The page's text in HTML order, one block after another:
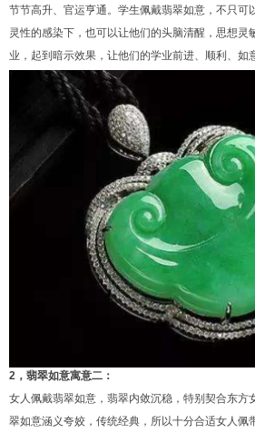
1 2 3 4 5 6
节节高升、官运亨通。学生佩戴翡翠如意，不只可
灵性的感染下，也可以让他们的头脑清醒，思想灵
业，起到暗示效果，让他们的学业前进、顺利、如
2，翡翠如意寓意二：
女人佩戴翡翠如意，翡翠内敛沉稳，特别契合东方
翠如意涵义夸姣，传统经典，所以十分合适女人佩